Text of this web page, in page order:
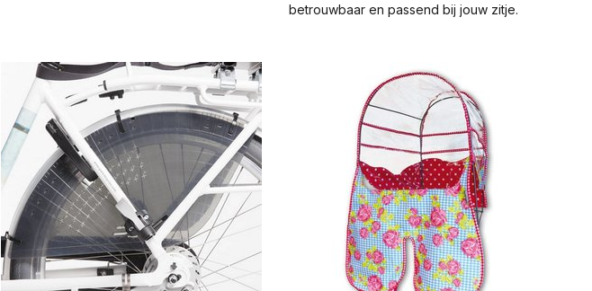
betrouwbaar en passend bij jouw zitje.